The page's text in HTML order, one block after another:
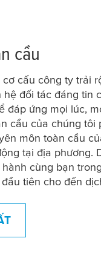
cầu
cấu công ty trải
đối tác đáng tin
đáp ứng mọi lúc,
cầu của chúng tôi
môn toàn cầu
tại địa phương.
cùng bạn
tiên cho đến